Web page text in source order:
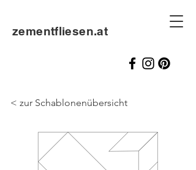
zementfliesen.at
< zur Schablonenübersicht